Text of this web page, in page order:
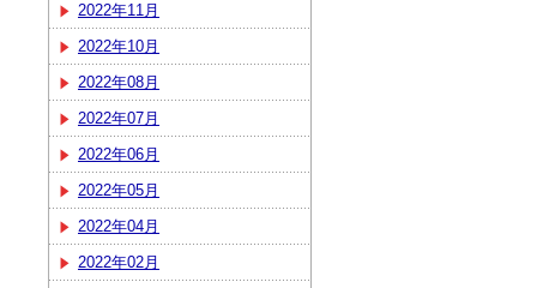
2022年11月
2022年10月
2022年08月
2022年07月
2022年06月
2022年05月
2022年04月
2022年02月